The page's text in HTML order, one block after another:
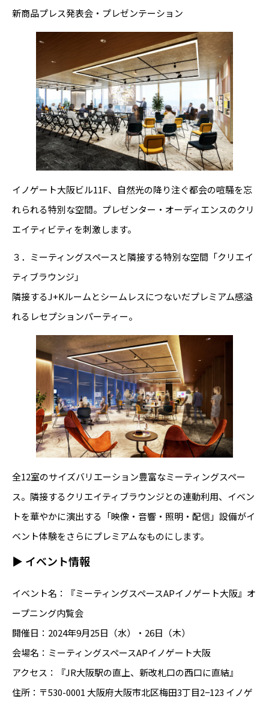
新商品プレス発表会・プレゼンテーション
イノゲート大阪ビル11F、自然光の降り注ぐ都会の喧騒を忘
れられる特別な空間。プレゼンター・オーディエンスのクリ
エイティビティを刺激します。
３．ミーティングスペースと隣接する特別な空間「クリエイ
ティブラウンジ」
隣接するJ+Kルームとシームレスにつないだプレミアム感溢
れるレセプションパーティー。
全12室のサイズバリエーション豊富なミーティングスペー
ス。隣接するクリエイティブラウンジとの連動利用、イベン
トを華やかに演出する「映像・音響・照明・配信」設備がイ
ベント体験をさらにプレミアムなものにします。
▶ イベント情報
イベント名：『ミーティングスペースAPイノゲート大阪』オ
ープニング内覧会
開催日：2024年9月25日（水）・26日（木）
会場名：ミーティングスペースAPイノゲート大阪
アクセス：『JR大阪駅の直上、新改札口の西口に直結』
住所：〒530-0001 大阪府大阪市北区梅田3丁目2−123 イノゲ